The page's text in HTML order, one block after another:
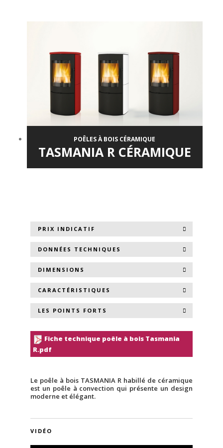
POÊLES À BOIS CÉRAMIQUE
TASMANIA R CÉRAMIQUE
Le poêle à bois TASMANIA R habillé de céramique
est un poêle à convection qui présente un design
moderne et élégant.
VIDÉO
PRIX INDICATIF
DONNÉES TECHNIQUES
DIMENSIONS
CARACTÉRISTIQUES
LES POINTS FORTS
Fiche technique poêle à bois Tasmania
R.pdf